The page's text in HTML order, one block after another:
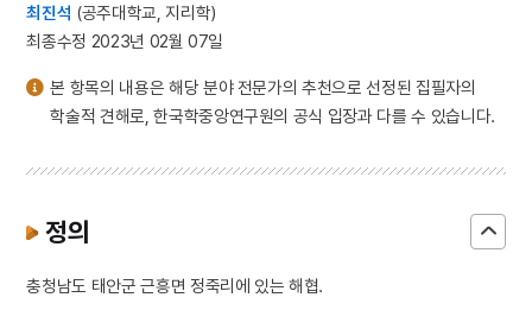
최진석 (공주대학교, 지리학)
최종수정 2023년 02월 07일
본 항목의 내용은 해당 분야 전문가의 추천으로 선정된 집필자의
학술적 견해로, 한국학중앙연구원의 공식 입장과 다를 수 있습니다.
정의
충청남도 태안군 근흥면 정죽리에 있는 해협.